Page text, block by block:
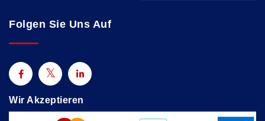
Folgen Sie Uns Auf
Wir Akzeptieren